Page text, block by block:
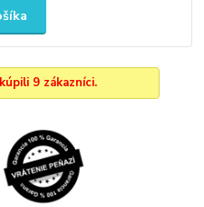
9 zákazníci.